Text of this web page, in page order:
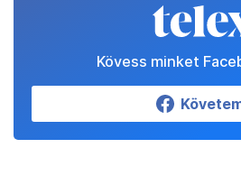
Kövess minket